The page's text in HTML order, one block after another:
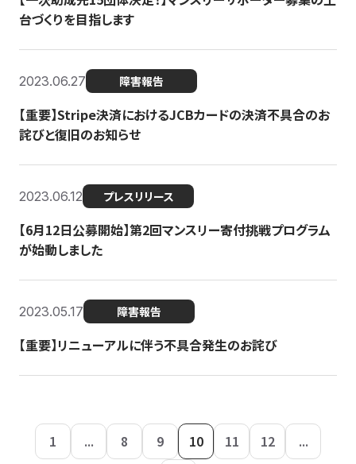
台づくりを目指します
2023.06.27 障害報告
【重要】Stripe決済におけるJCBカードの決済不具合のお
詫びと復旧のお知らせ
2023.06.12 プレスリリース
【6月12日公募開始】第2回マンスリー寄付挑戦プログラム
が始動しました
2023.05.17 障害報告
【重要】リニューアルに伴う不具合発生のお詫び
1 ... 8 9 10 11 12
...